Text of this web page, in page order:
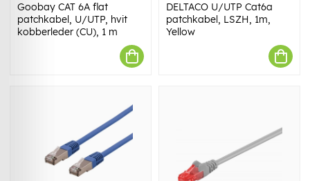
Goobay CAT 6A flat
patchkabel, U/UTP, hvit
kobberleder (CU), 1 m
DELTACO U/UTP Cat6a
patchkabel, LSZH, 1m,
Yellow